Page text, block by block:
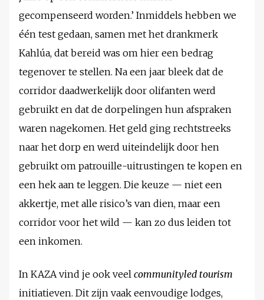
gecompenseerd worden.’ Inmiddels hebben we
één test gedaan, samen met het drankmerk
Kahlúa, dat bereid was om hier een bedrag
tegenover te stellen. Na een jaar bleek dat de
corridor daadwerkelijk door olifanten werd
gebruikt en dat de dorpelingen hun afspraken
waren nagekomen. Het geld ging rechtstreeks
naar het dorp en werd uiteindelijk door hen
gebruikt om patrouille-uitrustingen te kopen en
een hek aan te leggen. Die keuze — niet een
akkertje, met alle risico’s van dien, maar een
corridor voor het wild — kan zo dus leiden tot
een inkomen.
In KAZA vind je ook veel communityled tourism
initiatieven. Dit zijn vaak eenvoudige lodges,